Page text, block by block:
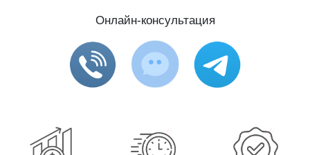
Онлайн-консультация